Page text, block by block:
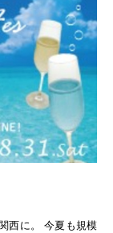
西に。 今夏も規模